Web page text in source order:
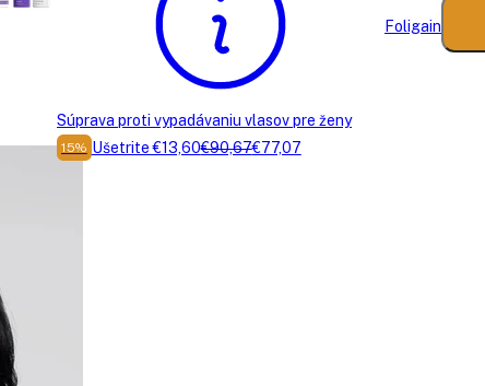
Foligain
Súprava proti vypadávaniu vlasov pre ženy
15% Ušetrite €13,60€90,67€77,07